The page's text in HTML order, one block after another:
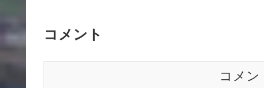
コメント
コメン